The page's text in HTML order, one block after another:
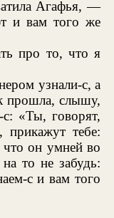
Агафья, —
и вам того же
про то, что я
узнали-с, а
прошла, слышу,
«Ты, говорят,
тебе:
что он умней во
то не забудь:
с и вам того